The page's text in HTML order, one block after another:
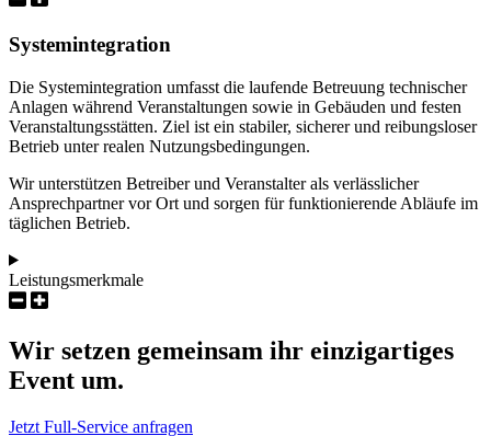
Systemintegration
Die Systemintegration umfasst die laufende Betreuung technischer
Anlagen während Veranstaltungen sowie in Gebäuden und festen
Veranstaltungsstätten. Ziel ist ein stabiler, sicherer und reibungsloser
Betrieb unter realen Nutzungsbedingungen.
Wir unterstützen Betreiber und Veranstalter als verlässlicher
Ansprechpartner vor Ort und sorgen für funktionierende Abläufe im
täglichen Betrieb.
Leistungsmerkmale
Wir setzen gemeinsam ihr einzigartiges
Event um.
Jetzt Full-Service anfragen